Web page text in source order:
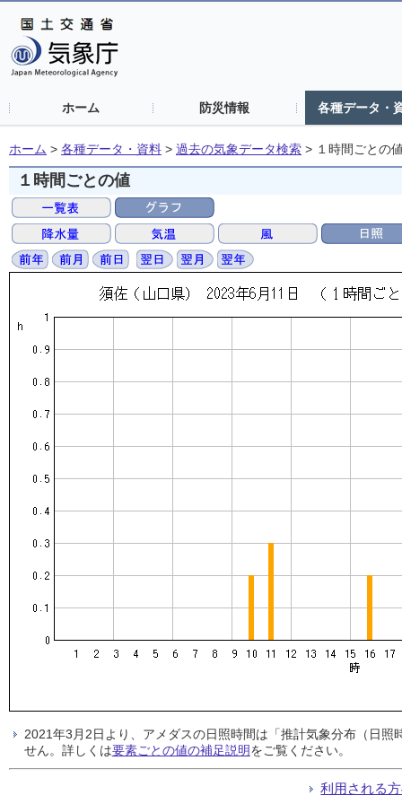
ホーム 防災情報 各種データ・
ホーム > 各種データ・資料 > 過去の気象データ検索 > １時間ごとの
１時間ごとの値
2021年3月2日より、アメダスの日照時間は「推計気象分布（日
せん。詳しくは要素ごとの値の補足説明をご覧ください。
利用される